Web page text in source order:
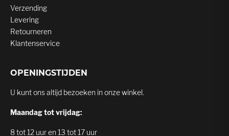
Verzending
Levering
Retourneren
Klantenservice
OPENINGSTIJDEN
U kunt ons altijd bezoeken in onze winkel.
Maandag tot vrijdag:
8 tot 12 uur en 13 tot 17 uur